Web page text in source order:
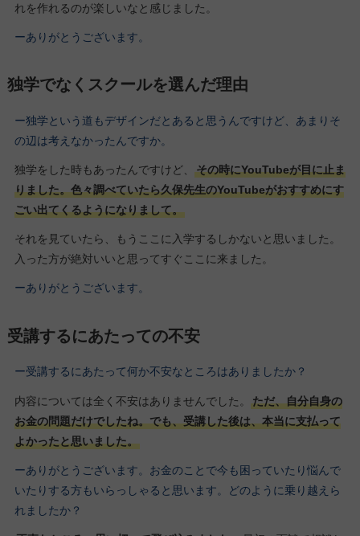
れを作れるのが楽しいなと感じました。
ーありがとうございます。
独学でなくスクールを選んだ理由
ー独学という道もデザインだとあると思うんですけど、あまりそ
の辺は考えなかったんですか。
独学をした時もあったんですけど、
その時にYouTubeが目に止ま
りました。色々調べていたら久保先生のYouTubeがおすすめにす
ごい出てくるようになりまして。
それを見ていたら、もうここに入学するしかないと思いました。
入った方が絶対いいと思ってすぐここに来ました。
ーありがとうございます。
受講するにあたっての不安
ー受講するにあたって何か不安なところはありましたか？
内容については全く不安はありませんでした。
ただ、自分自身の
お金の問題だけでしたね。でも、受講した後は、本当に支払って
よかったと思いました。
ーありがとうございます。お金のことで今も困っていたり悩んで
いたりする方もいらっしゃると思います。どのように乗り越えら
れましたか？